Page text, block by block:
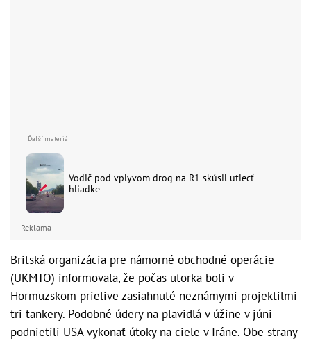
Vodič pod vplyvom drog na R1 skúsil utiecť
hliadke
Reklama
Britská organizácia pre námorné obchodné operácie
(UKMTO) informovala, že počas utorka boli v
Hormuzskom prielive zasiahnuté neznámymi projektilmi
tri tankery. Podobné údery na plavidlá v úžine v júni
podnietili USA vykonať útoky na ciele v Iráne. Obe strany